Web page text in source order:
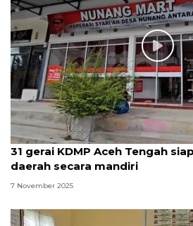
31 gerai KDMP Aceh Tengah
daerah secara mandiri
7 November 2025